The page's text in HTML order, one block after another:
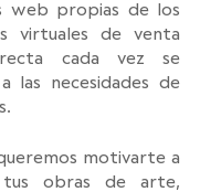
web propias de los
virtuales de venta
cada vez se
las necesidades de
motivarte a
tus obras de arte,